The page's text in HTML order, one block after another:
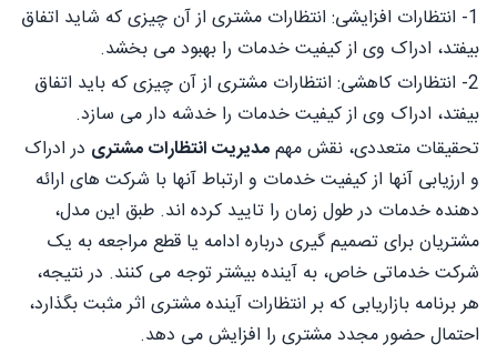
1- انتظارات افزایشی: انتظارات مشتری از آن چیزی که شاید اتفاق
بیفتد، ادراک وی از کیفیت خدمات را بهبود می بخشد.
2- انتظارات کاهشی: انتظارات مشتری از آن چیزی که باید اتفاق
بیفتد، ادراک وی از کیفیت خدمات را خدشه دار می سازد.
تحقیقات متعددی، نقش مهممدیریت انتظارات مشتری در ادراک
و ارزیابی آنها از کیفیت خدمات و ارتباط آنها با شرکت های ارائه
دهنده خدمات در طول زمان را تایید کرده اند. طبق این مدل،
مشتریان برای تصمیم گیری درباره ادامه یا قطع مراجعه به یک
شرکت خدماتی خاص، به آینده بیشتر توجه می کنند. در نتیجه،
هر برنامه بازاریابی که بر انتظارات آینده مشتری اثر مثبت بگذارد،
احتمال حضور مجدد مشتری را افزایش می دهد.